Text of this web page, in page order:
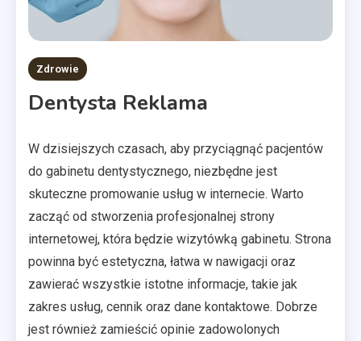
Zdrowie
Dentysta Reklama
W dzisiejszych czasach, aby przyciągnąć pacjentów
do gabinetu dentystycznego, niezbędne jest
skuteczne promowanie usług w internecie. Warto
zacząć od stworzenia profesjonalnej strony
internetowej, która będzie wizytówką gabinetu. Strona
powinna być estetyczna, łatwa w nawigacji oraz
zawierać wszystkie istotne informacje, takie jak
zakres usług, cennik oraz dane kontaktowe. Dobrze
jest również zamieścić opinie zadowolonych